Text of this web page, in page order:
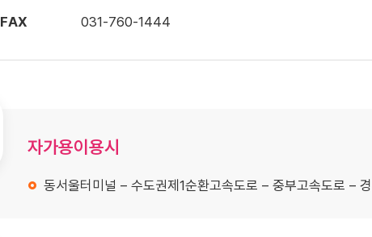
FAX
031-760-1444
자가용이용시
동서울터미널 – 수도권제1순환고속도로 – 중부고속도로 –